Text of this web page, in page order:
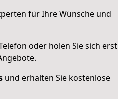
für Ihre Wünsche und
oder holen Sie sich erst
und erhalten Sie kostenlose